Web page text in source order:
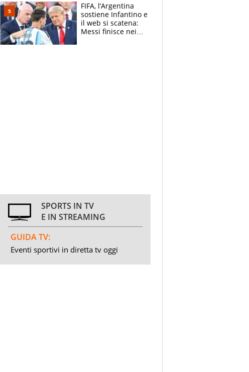
FIFA, l’Argentina
sostiene Infantino e
il web si scatena:
Messi finisce nei
SPORTS IN TV
E IN STREAMING
GUIDA TV:
Eventi sportivi in diretta tv oggi